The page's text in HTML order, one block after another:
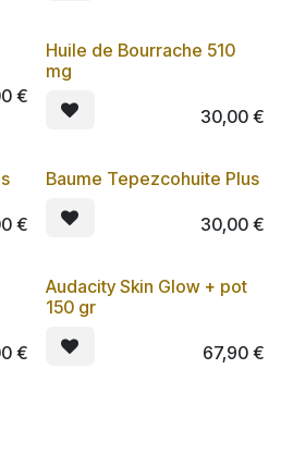
€ Lot de 3
Huile de Bourrache 510
mg
30,00€
€ Lot de 3
Baume Tepezcohuite Plus
30,00€
€
Audacity Skin Glow + pot
150 gr
67,90€